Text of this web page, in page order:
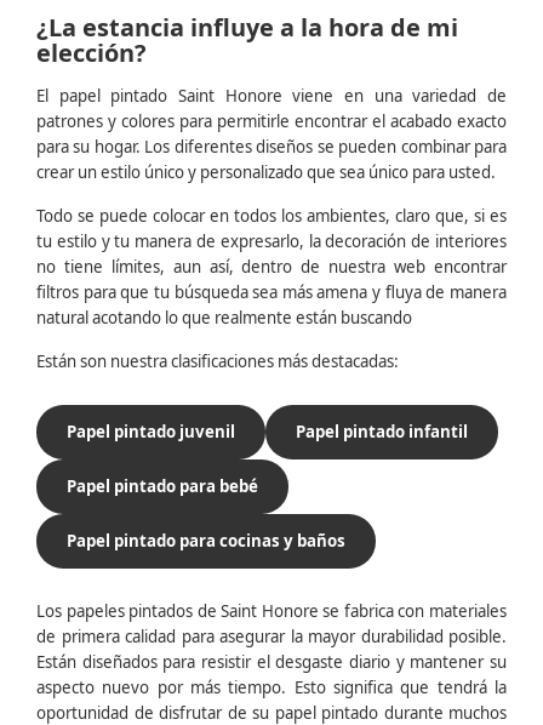
¿La estancia influye a la hora de mi
elección?
El papel pintado Saint Honore viene en una variedad de
patrones y colores para permitirle encontrar el acabado exacto
para su hogar. Los diferentes diseños se pueden combinar para
crear un estilo único y personalizado que sea único para usted.
Todo se puede colocar en todos los ambientes, claro que, si es
tu estilo y tu manera de expresarlo, la decoración de interiores
no tiene límites, aun así, dentro de nuestra web encontrar
filtros para que tu búsqueda sea más amena y fluya de manera
natural acotando lo que realmente están buscando
Están son nuestra clasificaciones más destacadas:
Papel pintado juvenil Papel pintado infantil
Papel pintado para bebé
Papel pintado para cocinas y baños
Los papeles pintados de Saint Honore se fabrica con materiales
de primera calidad para asegurar la mayor durabilidad posible.
Están diseñados para resistir el desgaste diario y mantener su
aspecto nuevo por más tiempo. Esto significa que tendrá la
oportunidad de disfrutar de su papel pintado durante muchos